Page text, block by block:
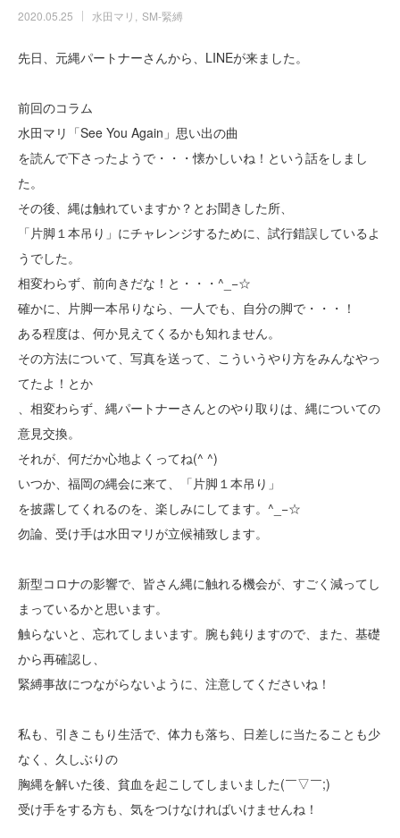
2020.05.25 水田マリ SM-緊縛
先日、元縄パートナーさんから、LINEが来ました。
前回のコラム
水田マリ「See You Again」思い出の曲
を読んで下さったようで・・・懐かしいね！という話をしまし
た。
その後、縄は触れていますか？とお聞きした所、
「片脚１本吊り」にチャレンジするために、試行錯誤しているよ
うでした。
相変わらず、前向きだな！と・・・^_−☆
確かに、片脚一本吊りなら、一人でも、自分の脚で・・・！
ある程度は、何か見えてくるかも知れません。
その方法について、写真を送って、こういうやり方をみんなやっ
てたよ！とか
、相変わらず、縄パートナーさんとのやり取りは、縄についての
意見交換。
それが、何だか心地よくってね(^ ^)
いつか、福岡の縄会に来て、「片脚１本吊り」
を披露してくれるのを、楽しみにしてます。^_−☆
勿論、受け手は水田マリが立候補致します。
新型コロナの影響で、皆さん縄に触れる機会が、すごく減ってし
まっているかと思います。
触らないと、忘れてしまいます。腕も鈍りますので、また、基礎
から再確認し、
緊縛事故につながらないように、注意してくださいね！
私も、引きこもり生活で、体力も落ち、日差しに当たることも少
なく、久しぶりの
胸縄を解いた後、貧血を起こしてしまいました(￣▽￣;)
受け手をする方も、気をつけなければいけませんね！